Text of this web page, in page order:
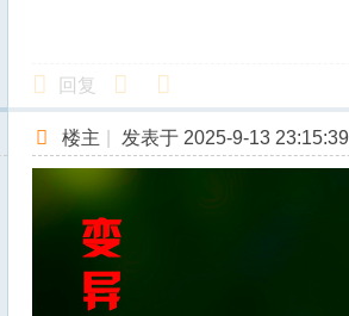
回复
楼主 发表于 2025-9-13 23:15:39